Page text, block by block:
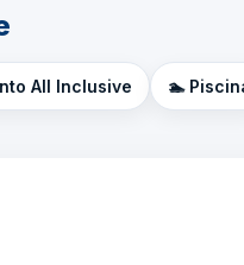
All Inclusive 🏊